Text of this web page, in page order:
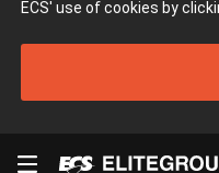
ECS' use of cookies by